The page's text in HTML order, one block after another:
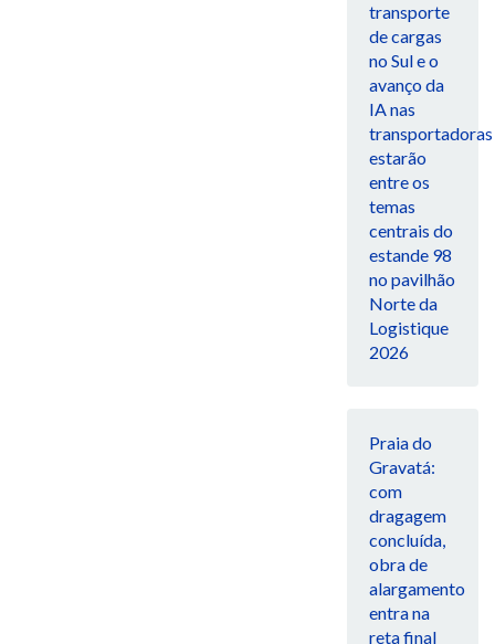
transporte
de cargas
no Sul e o
avanço da
IA nas
transportadoras
estarão
entre os
temas
centrais do
estande 98
no pavilhão
Norte da
Logistique
2026
Praia do
Gravatá:
com
dragagem
concluída,
obra de
alargamento
entra na
reta final